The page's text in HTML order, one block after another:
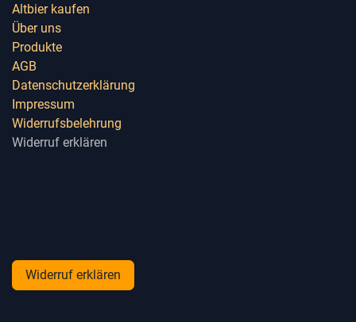
Altbier kaufen
Über uns
Produkte
AGB
Datenschutzerklärung
Impressum
Widerrufsbelehrung
Widerruf erklären
Widerruf erklären